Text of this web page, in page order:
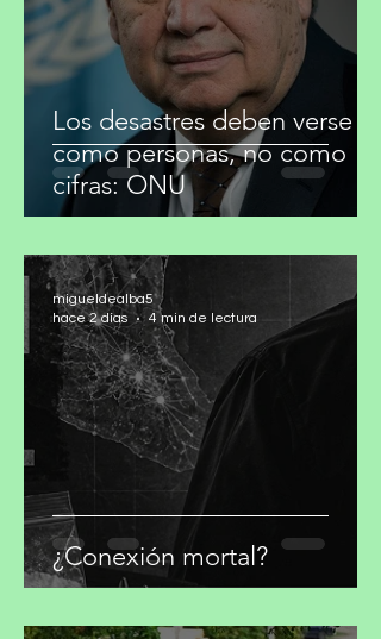
Los desastres deben verse
como personas, no como
cifras: ONU
¿Conexión mortal?
migueldealba5
hace 2 días
4 min de lectura